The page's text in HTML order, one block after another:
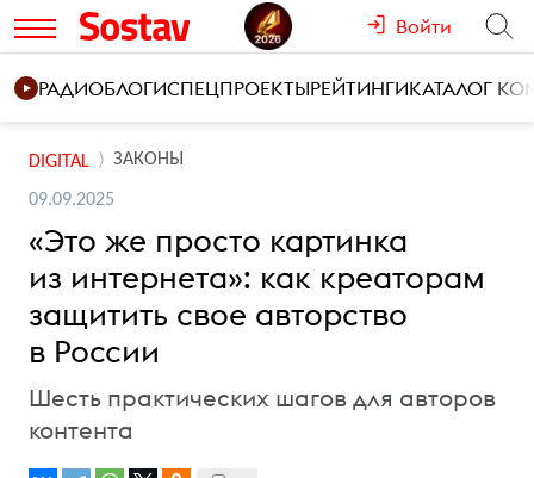
Войти
РАДИОБЛОГИСПЕЦПРОЕКТЫРЕЙТИНГИКАТАЛОГ
DIGITAL ЗАКОНЫ
09.09.2025
«Это же просто картинка
из интернета»: как креаторам
защитить свое авторство
в России
Шесть практических шагов для авторов
контента